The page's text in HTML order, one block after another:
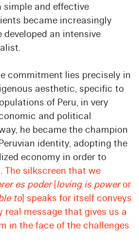
simple and effective
became increasingly
an intensive
commitment lies precisely in
aesthetic, specific to
of Peru, in very
and political
he became the champion
identity, adopting the
economy in order to
The silkscreen that we
es poder[loving is poweror
to] speaks for itself conveys
real message that gives us a
in the face of the challenges